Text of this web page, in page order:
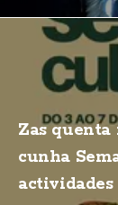
Zas quenta
cunha
actividades